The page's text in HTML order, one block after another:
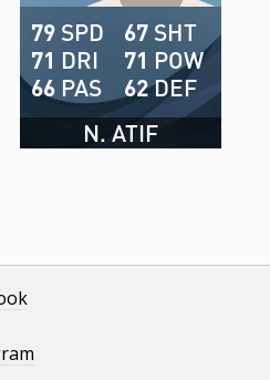
N. ATIF
79 SPD
71 DRI
66 PAS
67 SHT
71 POW
62DEF